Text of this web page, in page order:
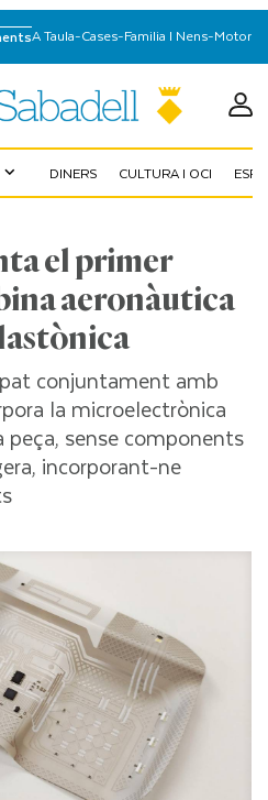
A Taula-Cases-Familia I Nens-Motor
expand_more DINERS CULTURA I OCI
el primer
aeronàutica
conjuntament amb
la microelectrònica
sense components
incorporant-ne